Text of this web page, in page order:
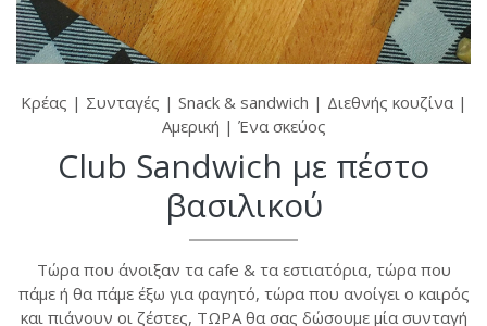
Κρέας | Συνταγές | Snack & sandwich | Διεθνής κουζίνα|
Αμερική | Ένα σκεύος
Club Sandwich με πέστο
βασιλικού
Τώρα που άνοιξαν τα cafe & τα εστιατόρια, τώρα που
πάμε ή θα πάμε έξω για φαγητό, τώρα που ανοίγει ο καιρός
και πιάνουν οι ζέστες, ΤΩΡΑ θα σας δώσουμε μία συνταγή